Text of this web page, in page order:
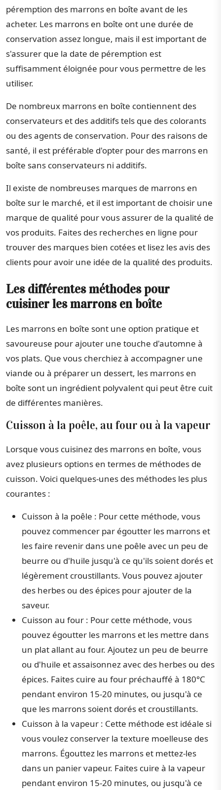
péremption des marrons en boîte avant de les
acheter. Les marrons en boîte ont une durée de
conservation assez longue, mais il est important de
s'assurer que la date de péremption est
suffisamment éloignée pour vous permettre de les
utiliser.
De nombreux marrons en boîte contiennent des
conservateurs et des additifs tels que des colorants
ou des agents de conservation. Pour des raisons de
santé, il est préférable d'opter pour des marrons en
boîte sans conservateurs ni additifs.
Il existe de nombreuses marques de marrons en
boîte sur le marché, et il est important de choisir une
marque de qualité pour vous assurer de la qualité de
vos produits. Faites des recherches en ligne pour
trouver des marques bien cotées et lisez les avis des
clients pour avoir une idée de la qualité des produits.
Les différentes méthodes pour
cuisiner les marrons en boîte
Les marrons en boîte sont une option pratique et
savoureuse pour ajouter une touche d'automne à
vos plats. Que vous cherchiez à accompagner une
viande ou à préparer un dessert, les marrons en
boîte sont un ingrédient polyvalent qui peut être cuit
de différentes manières.
Cuisson à la poêle, au four ou à la vapeur
Lorsque vous cuisinez des marrons en boîte, vous
avez plusieurs options en termes de méthodes de
cuisson. Voici quelques-unes des méthodes les plus
courantes :
Cuisson à la poêle : Pour cette méthode, vous
pouvez commencer par égoutter les marrons et
les faire revenir dans une poêle avec un peu de
beurre ou d'huile jusqu'à ce qu'ils soient dorés et
légèrement croustillants. Vous pouvez ajouter
des herbes ou des épices pour ajouter de la
saveur.
Cuisson au four : Pour cette méthode, vous
pouvez égoutter les marrons et les mettre dans
un plat allant au four. Ajoutez un peu de beurre
ou d'huile et assaisonnez avec des herbes ou des
épices. Faites cuire au four préchauffé à 180°C
pendant environ 15-20 minutes, ou jusqu'à ce
que les marrons soient dorés et croustillants.
Cuisson à la vapeur : Cette méthode est idéale si
vous voulez conserver la texture moelleuse des
marrons. Égouttez les marrons et mettez-les
dans un panier vapeur. Faites cuire à la vapeur
pendant environ 15-20 minutes, ou jusqu'à ce